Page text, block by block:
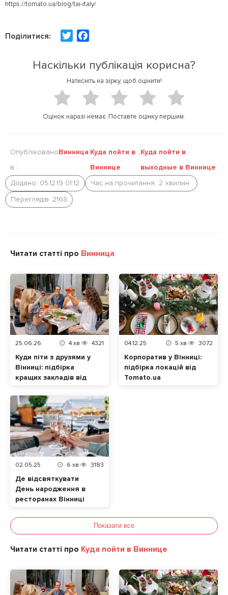
https://tomato.ua/blog/tai-italy/
Поділитися:
t
t
e
b
o
k
Наскільки публікація корисна?
Натисніть на зірку, щоб оцінити!
Оцінок наразі немає. Поставте оцінку першим.
Опубліковано
в :
Винница,Куда пойти в
Виннице
,Куда пойти в
выходные в Виннице
Додано: 05.12.19 01:12
Час на прочитання: 2 хвилин
Переглядів: 2168
Читати статті про Винница
25.06.26 4 хв 4321
Куди піти з друзями у
Вінниці: підбірка
кращих закладів від
04.12.25 5 хв 3072
Корпоратив у Вінниці:
підбірка локацій від
Tomato.ua
02.05.25 6 хв 3183
Де відсвяткувати
День народження в
ресторанах Вінниці
Показати все
Читати статті про Куда пойти в Виннице